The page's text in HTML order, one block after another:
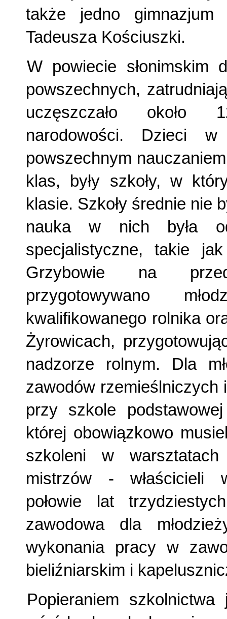
także jedno
Tadeusza Kościuszki.
W powiecie słonimskim
powszechnych,
uczęszczało około
narodowości. Dzieci
powszechnym
klas, były szkoły, w
klasie. Szkoły średnie nie
nauka w nich była
specjalistyczne, takie
Grzybowie na
przygotowywano
kwalifikowanego rolnika
Żyrowicach,
nadzorze rolnym. Dla
zawodów rzemieślniczych
przy szkole
której obowiązkowo
szkoleni w
mistrzów - właścicieli
połowie lat
zawodowa dla
wykonania pracy w
bieliźniarskim i
Popieraniem